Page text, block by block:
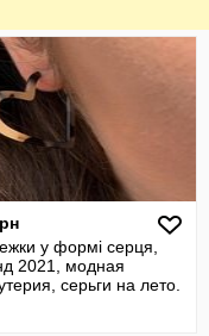
у формі серця,
2021, модная
серьги на лето.